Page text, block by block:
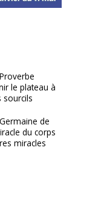
le plateau à
sourcils
de
du corps
miracles